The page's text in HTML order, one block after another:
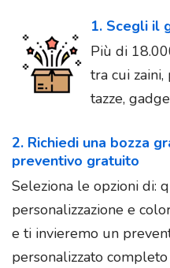
1. Scegli il
Più di
tra cui zaini,
tazze,
2. Richiedi una bozza
preventivo gratuito
Seleziona le opzioni di:
personalizzazione e
e ti invieremo un
personalizzato